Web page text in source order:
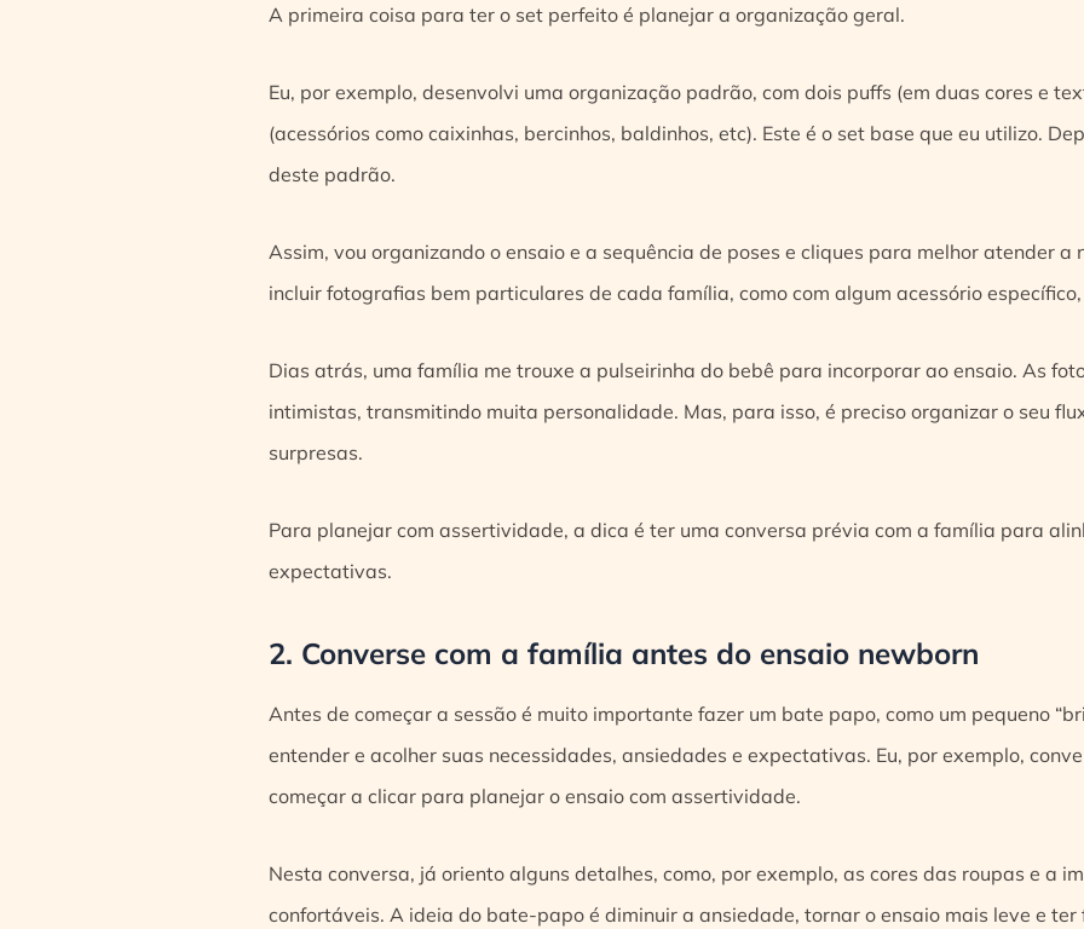
A primeira coisa para ter o set perfeito é planejar a organização geral.
Eu, por exemplo, desenvolvi uma organização padrão, com dois puffs (em duas cores e
(acessórios como caixinhas, bercinhos, baldinhos, etc). Este é o set base que eu utilizo.
deste padrão.
Assim, vou organizando o ensaio e a sequência de poses e cliques para melhor atender a
incluir fotografias bem particulares de cada família, como com algum acessório
Dias atrás, uma família me trouxe a pulseirinha do bebê para incorporar ao ensaio. As
intimistas, transmitindo muita personalidade. Mas, para isso, é preciso organizar o seu
surpresas.
Para planejar com assertividade, a dica é ter uma conversa prévia com a família para
expectativas.
2. Converse com a família antes do ensaio newborn
Antes de começar a sessão é muito importante fazer um bate papo, como um pequeno
entender e acolher suas necessidades, ansiedades e expectativas. Eu, por exemplo,
começar a clicar para planejar o ensaio com assertividade.
Nesta conversa, já oriento alguns detalhes, como, por exemplo, as cores das roupas e a
confortáveis. A ideia do bate-papo é diminuir a ansiedade, tornar o ensaio mais leve e ter